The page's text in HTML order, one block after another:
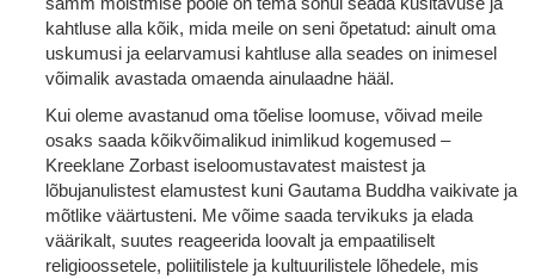
kahtluse alla kõik, mida meile on seni õpetatud: ainult oma
uskumusi ja eelarvamusi kahtluse alla seades on inimesel
võimalik avastada omaenda ainulaadne hääl.
Kui oleme avastanud oma tõelise loomuse, võivad meile
osaks saada kõikvõimalikud inimlikud kogemused –
Kreeklane Zorbast iseloomustavatest maistest ja
lõbujanulistest elamustest kuni Gautama Buddha vaikivate ja
mõtlike väärtusteni. Me võime saada tervikuks ja elada
väärikalt, suutes reageerida loovalt ja empaatiliselt
religioossetele, poliitilistele ja kultuurilistele lõhedele, mis